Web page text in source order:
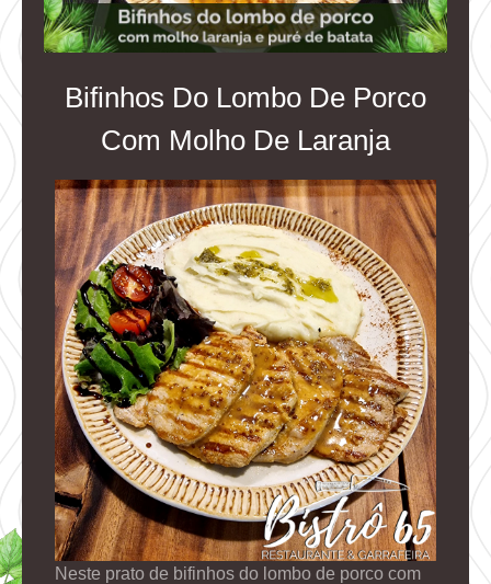
Bifinhos Do Lombo De Porco
Com Molho De Laranja
Neste prato de bifinhos do lombo de porco com